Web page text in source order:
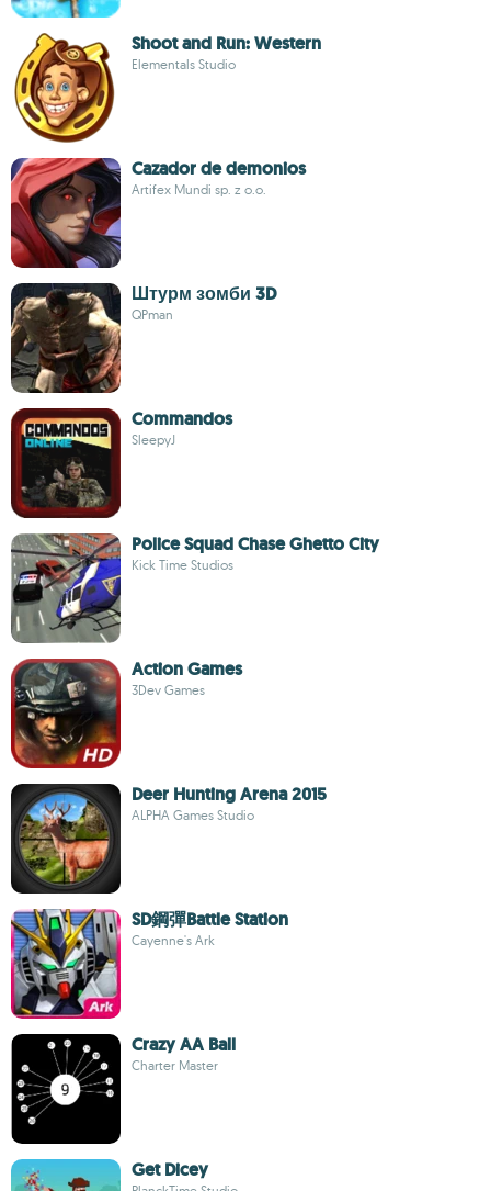
Shoot and Run: Western
Elementals Studio
Cazador de demonios
Artifex Mundi sp. z o.o.
Штурм зомби 3D
QPman
Commandos
SleepyJ
Police Squad Chase Ghetto City
Kick Time Studios
Action Games
3Dev Games
Deer Hunting Arena 2015
ALPHA Games Studio
SD鋼彈Battle Station
Cayenne's Ark
Crazy AA Ball
Charter Master
Get Dicey